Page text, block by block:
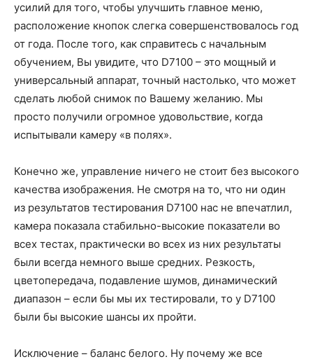
усилий для того, чтобы улучшить главное меню,
расположение кнопок слегка совершенствовалось год
от года. После того, как справитесь с начальным
обучением, Вы увидите, что D7100 – это мощный и
универсальный аппарат, точный настолько, что может
сделать любой снимок по Вашему желанию. Мы
просто получили огромное удовольствие, когда
испытывали камеру «в полях».
Конечно же, управление ничего не стоит без высокого
качества изображения. Не смотря на то, что ни один
из результатов тестирования D7100 нас не впечатлил,
камера показала стабильно-высокие показатели во
всех тестах, практически во всех из них результаты
были всегда немного выше средних. Резкость,
цветопередача, подавление шумов, динамический
диапазон – если бы мы их тестировали, то у D7100
были бы высокие шансы их пройти.
Исключение – баланс белого. Ну почему же все